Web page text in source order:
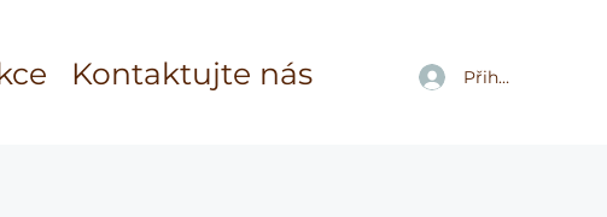
Kontaktujte nás Přihlásit se